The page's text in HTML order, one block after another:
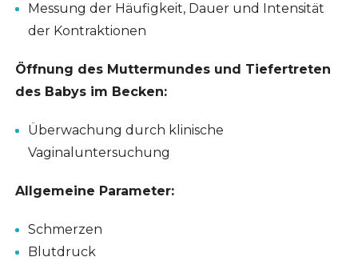
Messung der Häufigkeit, Dauer und Intensität
der Kontraktionen
Öffnung des Muttermundes und Tiefertreten
des Babys im Becken:
Überwachung durch klinische
Vaginaluntersuchung
Allgemeine Parameter:
Schmerzen
Blutdruck